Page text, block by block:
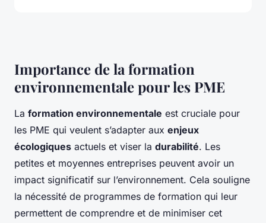
Importance de la formation
environnementale pour les PME
La formation environnementale est cruciale pour
les PME qui veulent s’adapter aux enjeux
écologiques actuels et viser la durabilité. Les
petites et moyennes entreprises peuvent avoir un
impact significatif sur l’environnement. Cela souligne
la nécessité de programmes de formation qui leur
permettent de comprendre et de minimiser cet